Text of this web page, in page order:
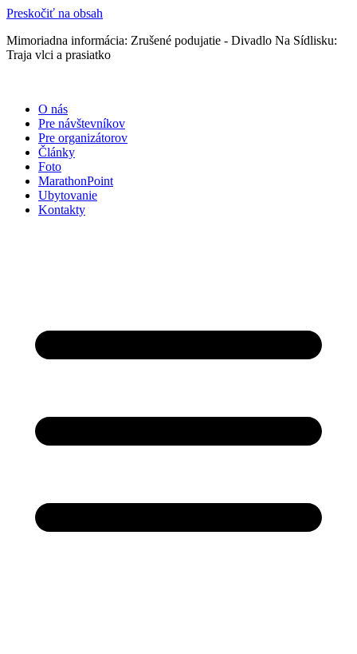
Preskočiť na obsah
Mimoriadna informácia: Zrušené podujatie - Divadlo Na Sídlisku:
Traja vlci a prasiatko
O nás
Pre návštevníkov
Pre organizátorov
Články
Foto
MarathonPoint
Ubytovanie
Kontakty